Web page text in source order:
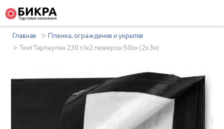
Главная >Пленка, ограждения и укрытия
>Тент Тарпаулин 230 г/м2 люверсы 50см (2x3м)